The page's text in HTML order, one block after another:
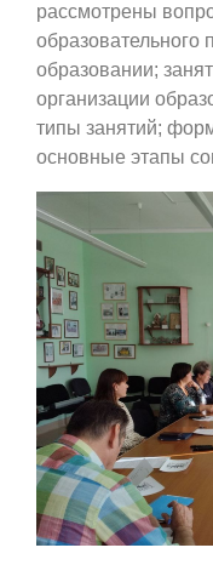
рассмотрены
образовательного
образовании;
организации
типы занятий;
основные этапы